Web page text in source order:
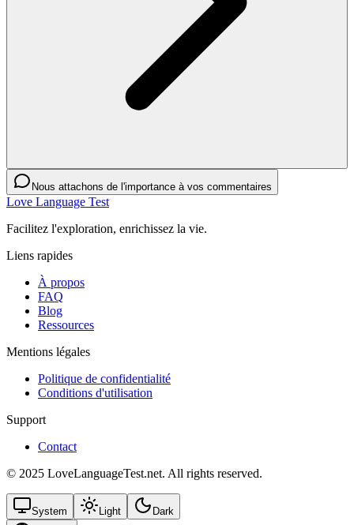
Nous attachons de l'importance à vos commentaires
Love Language Test
Facilitez l'exploration, enrichissez la vie.
Liens rapides
À propos
FAQ
Blog
Ressources
Mentions légales
Politique de confidentialité
Conditions d'utilisation
Support
Contact
© 2025 LoveLanguageTest.net. All rights reserved.
System Light Dark